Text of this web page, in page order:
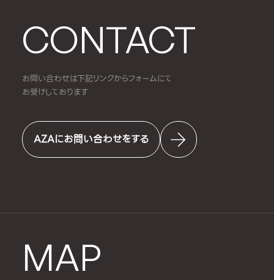
CONTACT
お問い合わせは下記リンクからフォームにて
お受けしております
AZAにお問い合わせをする
MAP